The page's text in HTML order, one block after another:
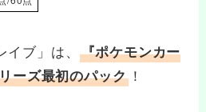
ブ」は、
『ポケモンカー
ーズ最初のパック！